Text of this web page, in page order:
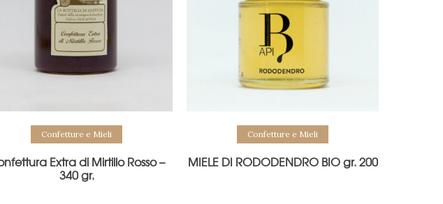
Confetture e Mieli
Extra di Mirtillo Rosso –
340 gr.
Confetture e Mieli
MIELE DI RODODENDRO BIO gr. 200